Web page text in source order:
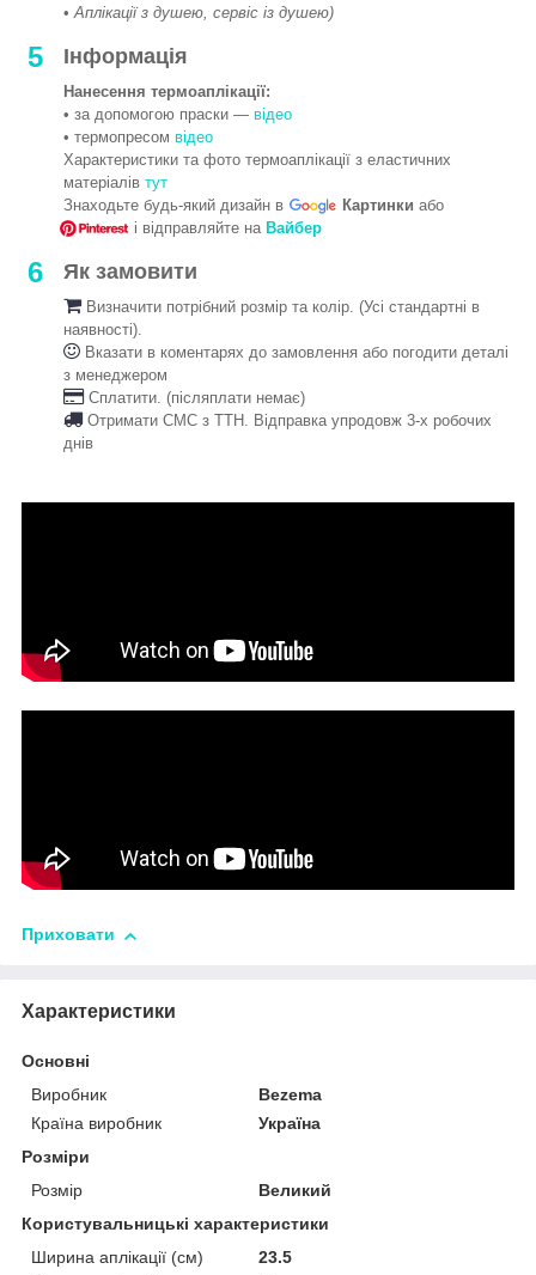
•Аплікації з душею, сервіс із душею)
5 Інформація
Нанесення термоаплікації:
• за допомогою праски — відео
• термопресом відео
Характеристики та фото термоаплікації з еластичних
матеріалів тут
Знаходьте будь-який дизайн в
Картинки або
і відправляйте на Вайбер
6 Як замовити
Визначити потрібний розмір та колір. (Усі стандартні в
наявності).
Вказати в коментарях до замовлення або погодити деталі
з менеджером
Сплатити. (післяплати немає)
Отримати СМС з ТТН. Відправка упродовж 3-х робочих
днів
Приховати
Характеристики
Основні
Виробник
Bezema
Країна виробник
Україна
Розміри
Розмір
Великий
Користувальницькі характеристики
Ширина аплікації (см)
23.5